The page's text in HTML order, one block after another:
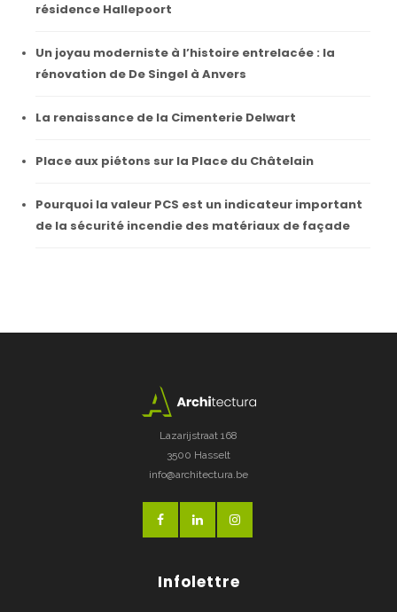
résidence Hallepoort
Un joyau moderniste à l’histoire entrelacée : la
rénovation de De Singel à Anvers
La renaissance de la Cimenterie Delwart
Place aux piétons sur la Place du Châtelain
Pourquoi la valeur PCS est un indicateur important
de la sécurité incendie des matériaux de façade
Lazarijstraat 168
3500 Hasselt
info@architectura.be
Infolettre